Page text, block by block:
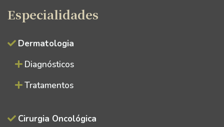
Especialidades
Dermatologia
Diagnósticos
Tratamentos
Cirurgia Oncológica